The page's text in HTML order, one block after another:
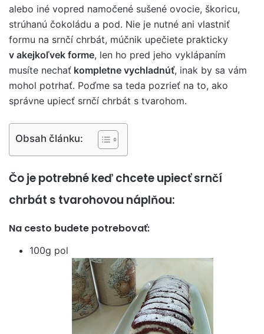
alebo iné vopred namočené sušené ovocie, škoricu,
strúhanú čokoládu a pod. Nie je nutné ani vlastniť
formu na srnčí chrbát, múčnik upečiete prakticky
v akejkoľvek forme, len ho pred jeho vyklápaním
musíte nechať kompletne vychladnúť, inak by sa vám
mohol potrhať. Poďme sa teda pozrieť na to, ako
správne upiecť srnčí chrbát s tvarohom.
Obsah článku:
Čo je potrebné keď chcete upiecť srnčí
chrbát s tvarohovou náplňou:
Na cesto budete potrebovať:
100g pol